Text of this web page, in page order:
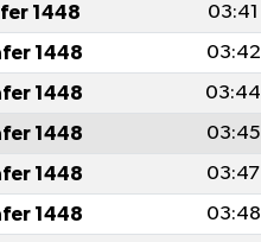
1448
03:41
1448
03:42
1448
03:44
1448
03:45
1448
03:47
1448
03:48